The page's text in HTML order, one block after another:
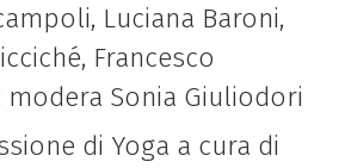
Luciana Baroni,
Francesco
modera Sonia Giuliodori
di Yoga a cura di